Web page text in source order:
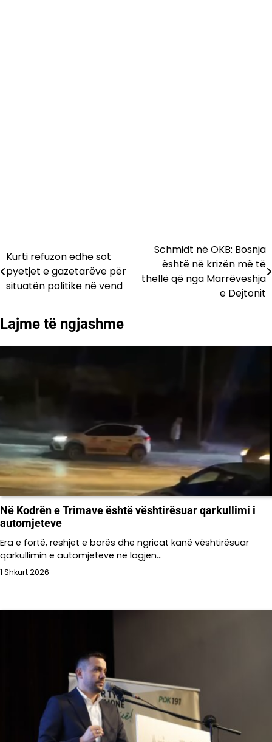
Lëvizje
te
postimet
Kurti refuzon edhe sot
pyetjet e gazetarëve për
situatën politike në vend
Schmidt në OKB: Bosnja
është në krizën më të
thellë që nga Marrëveshja
e Dejtonit
Lajme të ngjashme
Në Kodrën e Trimave është vështirësuar qarkullimi i
automjeteve
Era e fortë, reshjet e borës dhe ngricat kanë vështirësuar
qarkullimin e automjeteve në lagjen…
1 Shkurt 2026